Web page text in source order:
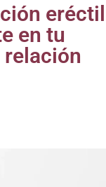
eréctil
en tu
relación